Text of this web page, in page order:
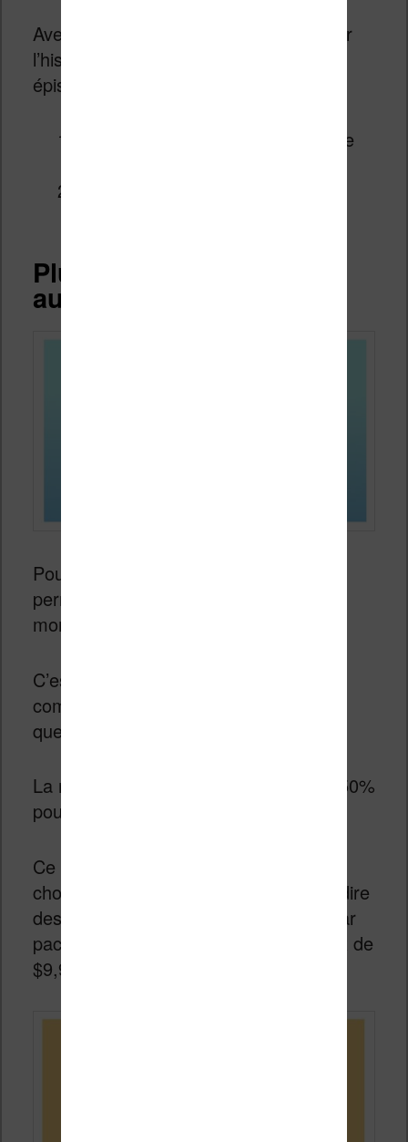
Avec Vella, il sera possible de découper
l’histoire en épisodes (entre 5 et 50
épisodes pour le moment) :
le premier épisode sera disponible
Plus d’argent pour les
auteurs ?
Pour l’auteur, c’est une solution qui
permet donc de tester son histoire au
moment de l’écriture.
C’est également intéressant pour
commencer à toucher de l’argent alors
que l’histoire n’est pas terminée.
La rémunération des auteurs sera de 50%
pour Amazon et 50% pour l’auteur.
Ce qui est étrange c’est qu’Amazon a
choisi d’inventer des “tokens”, c’est-à-dire
des jetons que les lecteurs achètent par
pack. Par exemple, on annonce un prix de
$9,99 pour 770 jetons Kindle Vella.